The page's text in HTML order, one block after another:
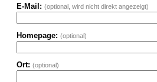
E-Mail: (optional, wird nicht direkt angezeigt)
Homepage: (optional)
Ort: (optional)